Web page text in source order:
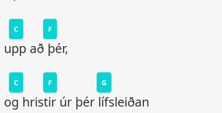
C F
upp að þér,
C F G
og hristir úr þér lífsleiðan